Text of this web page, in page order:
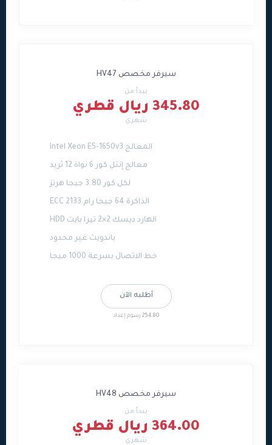
سيرفر مخصص HV47
يبدأ من
345.80 ريال قطري
شهري
المعالج Intel Xeon E5-1650v3
معالج إنتل كور 6 نواة 12 ثريد
لكل كور 3.80 جيجا هرتز
الذاكرة 64 جيجا رام ECC 2133
الهارد ديسك 2×2 تيرا بايت HDD
باندويث غير محدود
خط الاتصال بسرعة 1000 ميجا
أطلبه الآن
254.80 رسوم إعداد
سيرفر مخصص HV48
يبدأ من
364.00 ريال قطري
شهري